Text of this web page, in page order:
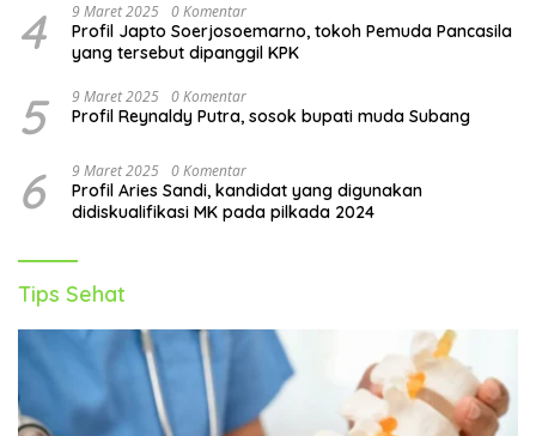
4 9 Maret 2025 0 Komentar
Profil Japto Soerjosoemarno, tokoh Pemuda Pancasila
yang tersebut dipanggil KPK
5 9 Maret 2025 0 Komentar
Profil Reynaldy Putra, sosok bupati muda Subang
6 9 Maret 2025 0 Komentar
Profil Aries Sandi, kandidat yang digunakan
didiskualifikasi MK pada pilkada 2024
Tips Sehat